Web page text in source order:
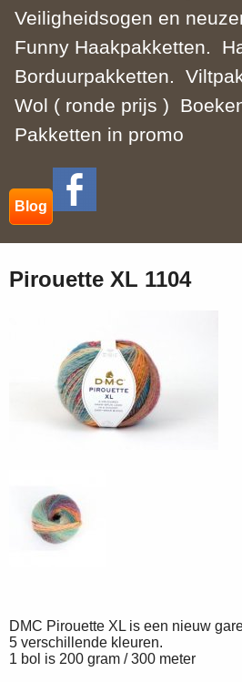
Veiligheidsogen en
Funny Haakpakketten.
Borduurpakketten.
Wol ( ronde prijs )
Pakketten in promo
Blog
Pirouette XL 1104
DMC Pirouette XL is een nieuw
5 verschillende kleuren.
1 bol is 200 gram / 300 meter